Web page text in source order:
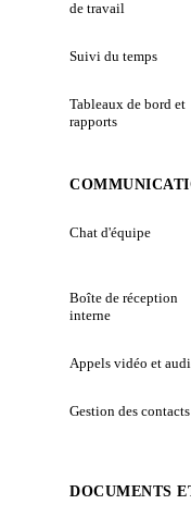
de travail
Suivi du temps
Tableaux de bord et
rapports
Chat d'équipe
Boîte de réception
interne
Appels vidéo et
Gestion des contacts
DOCUMENTS